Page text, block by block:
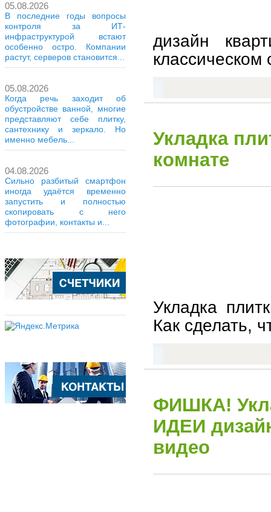
05.08.2026
В последние годы вопросы
контроля за ИТ-
инфраструктурой встают
особенно остро. Компании
растут, серверов становится...
05.08.2026
Когда речь заходит об
обустройстве ванной, многие
представляют себе плитку,
сантехнику и зеркало. Но
именно мебель...
04.08.2026
Сильно разбитый смартфон
иногда удаётся временно
запустить и полностью
скопировать с него
фотографии, контакты и...
дизайн
классическом
Укладка
комнате
Укладка
Как сделать,
ФИШКА!
ИДЕИ
видео